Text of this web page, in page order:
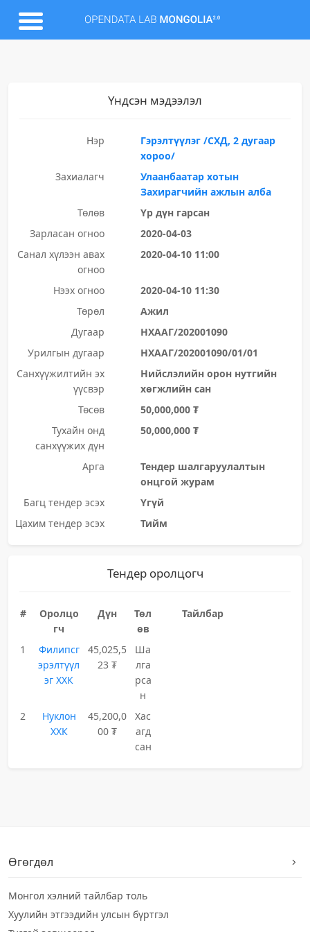
Үндсэн мэдээлэл
Нэр
Гэрэлтүүлэг /СХД, 2 дугаар
хороо/
Захиалагч
Улаанбаатар хотын
Захирагчийн ажлын алба
Төлөв
Үр дүн гарсан
Зарласан огноо
2020-04-03
Санал хүлээн авах
огноо
2020-04-10 11:00
Нээх огноо
2020-04-10 11:30
Төрөл
Ажил
Дугаар
НХААГ/202001090
Урилгын дугаар
НХААГ/202001090/01/01
Санхүүжилтийн эх
үүсвэр
Нийслэлийн орон нутгийн
хөгжлийн сан
Төсөв
50,000,000 ₮
Тухайн онд
санхүүжих дүн
50,000,000 ₮
Арга
Тендер шалгаруулалтын
онцгой журам
Багц тендер эсэх
Үгүй
Цахим тендер эсэх
Тийм
Тендер оролцогч
#
Оролцо
гч
Дүн
Төл
өв
Тайлбар
1
Филипсг
эрэлтүүл
эг ХХК
45,025,5
23 ₮
Ша
лга
рса
н
2
Нуклон
ХХК
45,200,0
00 ₮
Хас
агд
сан
Өгөгдөл
Монгол хэлний тайлбар толь
Хуулийн этгээдийн улсын бүртгэл